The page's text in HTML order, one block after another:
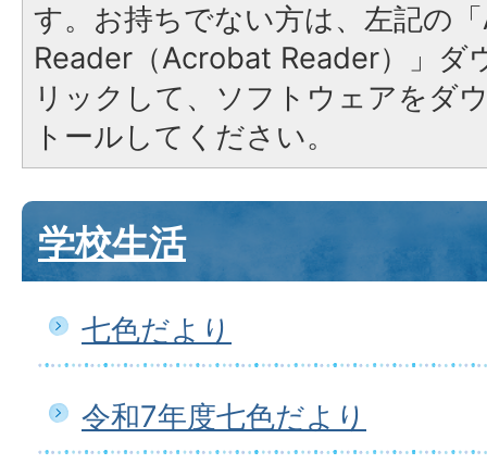
す。お持ちでない方は、左記の
Reader（Acrobat Reader）」ダ
リックして、ソフトウェアをダ
トールしてください。
学校生活
七色だより
令和7年度七色だより